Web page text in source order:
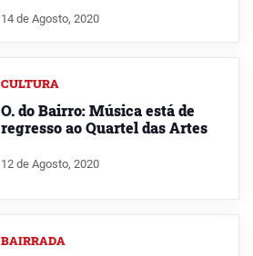
14 de Agosto, 2020
CULTURA
O. do Bairro: Música está de
regresso ao Quartel das Artes
12 de Agosto, 2020
BAIRRADA